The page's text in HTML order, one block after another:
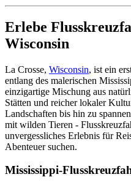
Erlebe
Wisconsin
La Crosse, Wisconsin, ist ein
entlang des malerischen
einzigartige Mischung aus
Stätten und reicher lokaler
Landschaften bis hin zu
mit wilden Tieren -
unvergessliches Erlebnis für
Abenteuer suchen.
Mississippi-